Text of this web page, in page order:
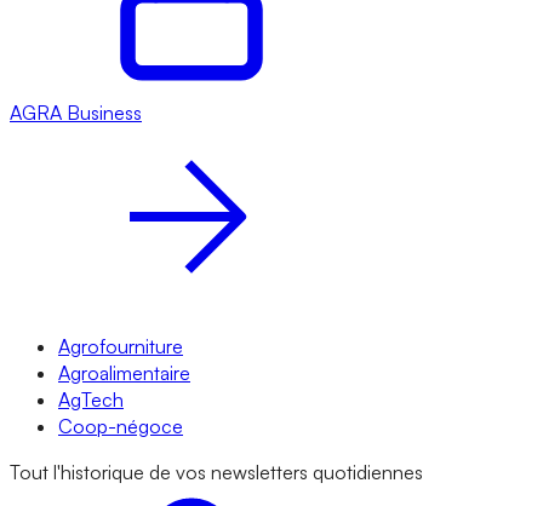
AGRA Business
Agrofourniture
Agroalimentaire
AgTech
Coop-négoce
Tout l'historique de vos newsletters quotidiennes